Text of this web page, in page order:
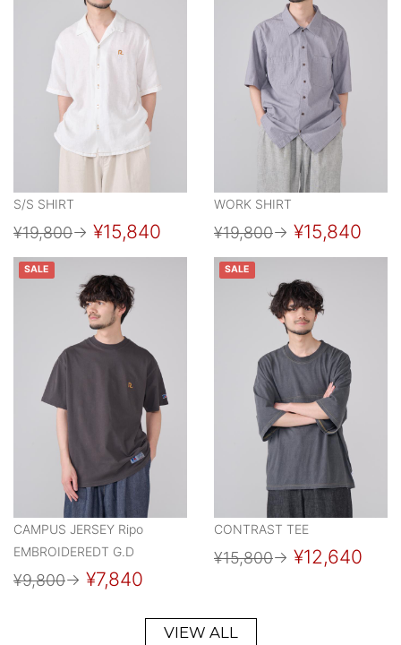
S/S SHIRT
¥19,800→ ¥15,840
WORK SHIRT
¥19,800→ ¥15,840
SALE
CAMPUS JERSEY Ripo
EMBROIDEREDT G.D
¥9,800→ ¥7,840
SALE
CONTRAST TEE
¥15,800→ ¥12,640
VIEW ALL